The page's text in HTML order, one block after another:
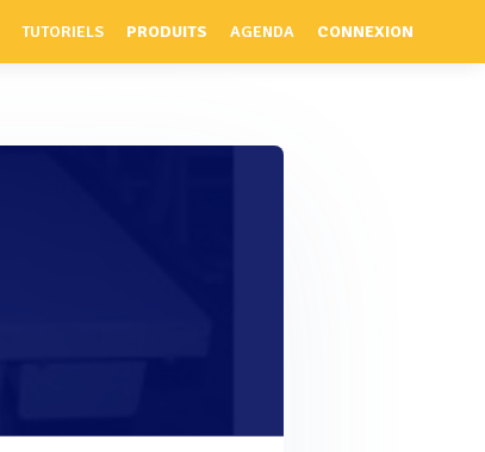
TUTORIELS PRODUITS AGENDA CONNEXION